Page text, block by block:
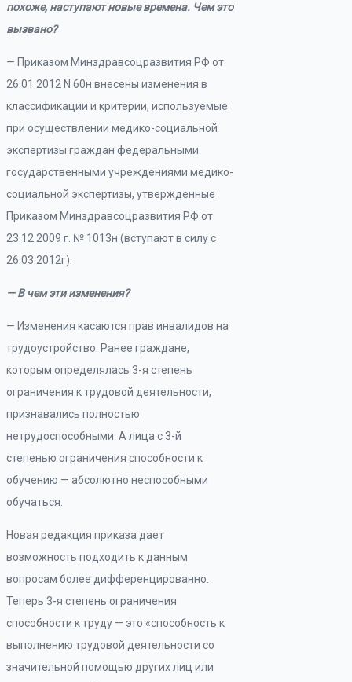
похоже, наступают новые времена. Чем это
вызвано?
— Приказом Минздравсоцразвития РФ от
26.01.2012 N 60н внесены изменения в
классификации и критерии, используемые
при осуществлении медико-социальной
экспертизы граждан федеральными
государственными учреждениями медико-
социальной экспертизы, утвержденные
Приказом Минздравсоцразвития РФ от
23.12.2009 г. № 1013н (вступают в силу с
26.03.2012г).
— В чем эти изменения?
— Изменения касаются прав инвалидов на
трудоустройство. Ранее граждане,
которым определялась 3-я степень
ограничения к трудовой деятельности,
признавались полностью
нетрудоспособными. А лица с 3-й
степенью ограничения способности к
обучению — абсолютно неспособными
обучаться.
Новая редакция приказа дает
возможность подходить к данным
вопросам более дифференцированно.
Теперь 3-я степень ограничения
способности к труду — это «способность к
выполнению трудовой деятельности со
значительной помощью других лиц или